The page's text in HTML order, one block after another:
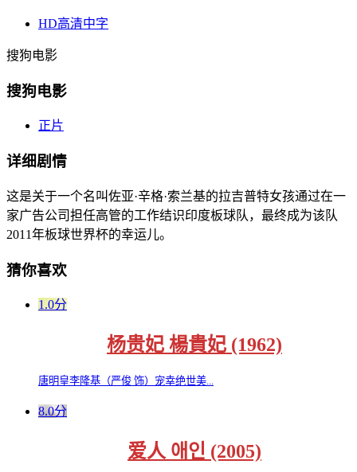
HD高清中字
搜狗电影
搜狗电影
正片
详细剧情
这是关于一个名叫佐亚·辛格·索兰基的拉吉普特女孩通过在一
家广告公司担任高管的工作结识印度板球队，最终成为该队
2011年板球世界杯的幸运儿。
猜你喜欢
1.0分
杨贵妃 楊貴妃 (1962)
唐明皇李隆基（严俊 饰）宠幸绝世美...
8.0分
爱人 애인 (2005)